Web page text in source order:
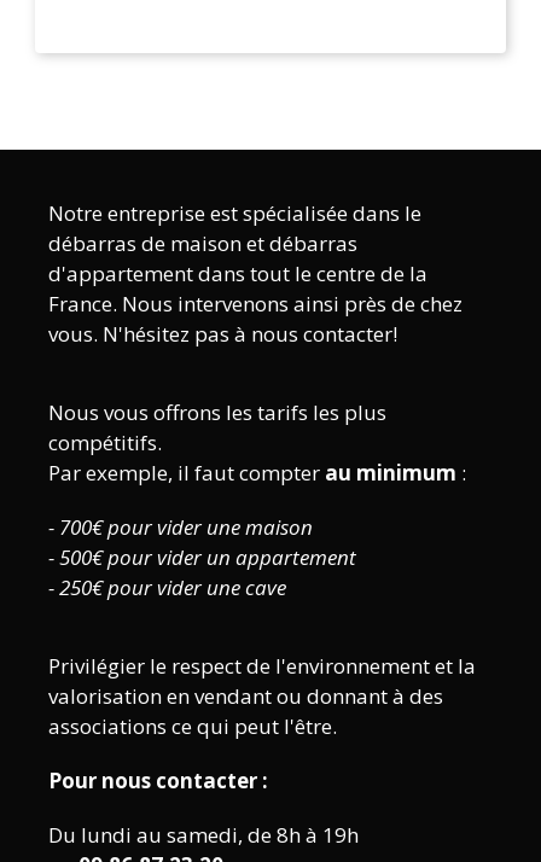
Notre entreprise est spécialisée dans le
débarras de maison et débarras
d'appartement dans tout le centre de la
France. Nous intervenons ainsi près de chez
vous. N'hésitez pas à nous contacter!
Nous vous offrons les tarifs les plus
compétitifs.
Par exemple, il faut compter au minimum :
- 700€ pour vider une maison
- 500€ pour vider un appartement
- 250€ pour vider une cave
Privilégier le respect de l'environnement et la
valorisation en vendant ou donnant à des
associations ce qui peut l'être.
Pour nous contacter :
Du lundi au samedi, de 8h à 19h